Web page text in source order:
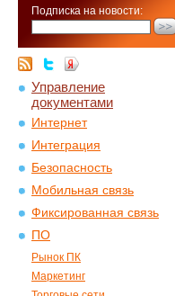
Подписка на новости:
Управление
документами
Интернет
Интеграция
Безопасность
Мобильная связь
Фиксированная связь
ПО
Рынок ПК
Маркетинг